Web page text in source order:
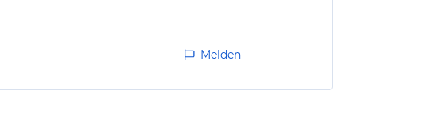
Melden